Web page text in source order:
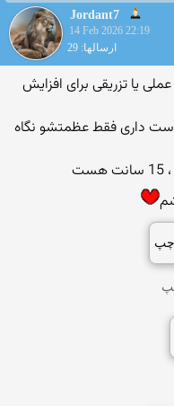
Jordant7
14 Feb 2026 22:19
ارسالها: 29
یا تزریقی برای افزایش
داری فقط عظمتشو نگاه